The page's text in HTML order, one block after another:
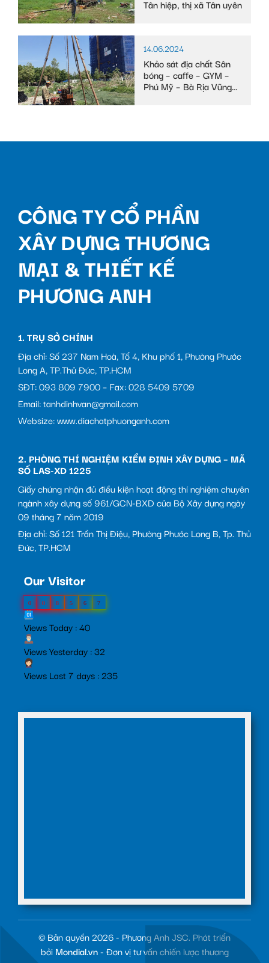
Tân hiệp, thị xã Tân uyên
14.06.2024
Khảo sát địa chất Sân
bóng – caffe – GYM –
Phú Mỹ – Bà Rịa Vũng
CÔNG TY CỔ PHẦN
XÂY DỰNG THƯƠNG
MẠI & THIẾT KẾ
PHƯƠNG ANH
1. TRỤ SỞ CHÍNH
Địa chỉ: Số 237 Nam Hoà, Tổ 4, Khu phố 1, Phường Phước
Long A, TP.Thủ Đức, TP.HCM
SĐT: 093 809 7900 – Fax: 028 5409 5709
Email: tanhdinhvan@gmail.com
Websize: www.diachatphuonganh.com
2. PHÒNG THÍ NGHIỆM KIỂM ĐỊNH XÂY DỰNG – MÃ
SỐ LAS-XD 1225
Giấy chứng nhận đủ điều kiện hoạt động thí nghiệm chuyên
ngành xây dựng số 961/GCN-BXD của Bộ Xây dựng ngày
09 tháng 7 năm 2019
Địa chỉ: Số 121 Trần Thị Điệu, Phường Phước Long B, Tp. Thủ
Đức, TP.HCM
Our Visitor
0 0 8 5 6 7
Views Today : 40
Views Yesterday : 32
Views Last 7 days : 235
© Bản quyền 2026 - Phương Anh JSC. Phát triển
bởi Mondial.vn- Đơn vị tư vấn chiến lược thương